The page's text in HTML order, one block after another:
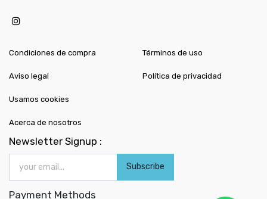
Condiciones de compra
Aviso legal
Términos de uso
Política de privacidad
Usamos cookies
Acerca de nosotros
Newsletter Signup :
Subscribe
Payment Methods